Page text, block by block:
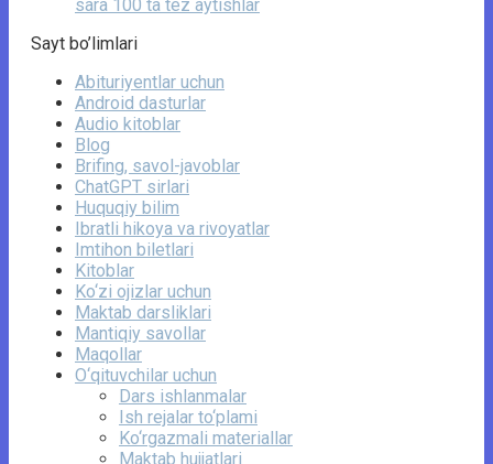
sara 100 ta tez aytishlar
Sayt bo’limlari
Abituriyentlar uchun
Android dasturlar
Audio kitoblar
Blog
Brifing, savol-javoblar
ChatGPT sirlari
Huquqiy bilim
Ibratli hikoya va rivoyatlar
Imtihon biletlari
Kitoblar
Ko‘zi ojizlar uchun
Maktab darsliklari
Mantiqiy savollar
Maqollar
O‘qituvchilar uchun
Dars ishlanmalar
Ish rejalar to‘plami
Ko‘rgazmali materiallar
Maktab hujjatlari